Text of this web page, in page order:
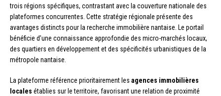
trois régions spécifiques, contrastant avec la couverture nationale des
plateformes concurrentes. Cette stratégie régionale présente des
avantages distincts pour la recherche immobilière nantaise. Le portail
bénéficie d’une connaissance approfondie des micro-marchés locaux,
des quartiers en développement et des spécificités urbanistiques de la
métropole nantaise.
La plateforme référence prioritairement les agences immobilières
locales établies sur le territoire, favorisant une relation de proximité